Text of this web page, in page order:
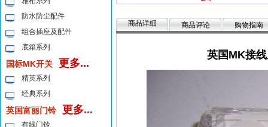
防水防尘配件
组合插座及配件
底箱系列
国标MK开关 更多...
精英系列
经典系列
英国富丽门铃 更多...
有线门铃
商品详细 商品评论 购物指南
英国MK接